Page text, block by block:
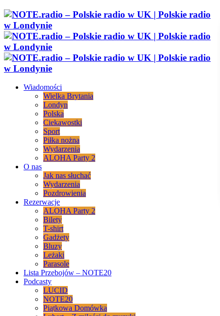
Wiadomości
Wielka Brytania
Londyn
Polska
Ciekawostki
Sport
Piłka nożna
Wydarzenia
ALOHA Party 2
O nas
Jak nas słuchać
Wydarzenia
Pozdrowienia
Rezerwacje
ALOHA Party 2
Bilety
T-shirt
Gadżety
Bluzy
Leżaki
Parasole
Lista Przebojów – NOTE20
Podcasty
LUCID
NOTE20
Piątkowa Domówka